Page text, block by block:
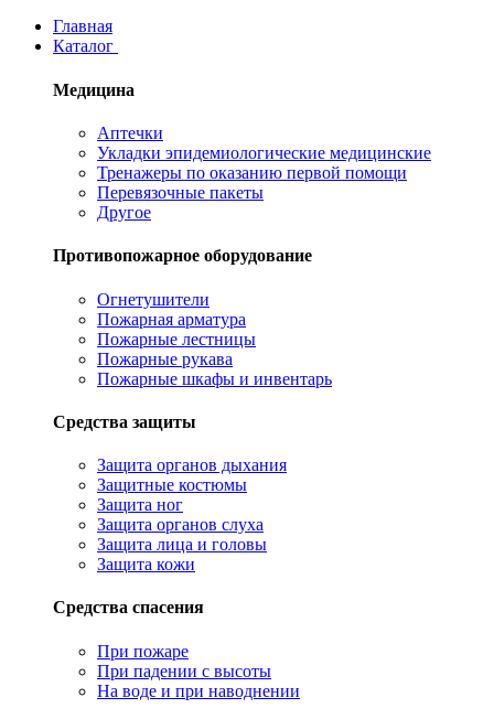
Главная
Каталог
Медицина
Аптечки
Укладки эпидемиологические медицинские
Тренажеры по оказанию первой помощи
Перевязочные пакеты
Другое
Противопожарное оборудование
Огнетушители
Пожарная арматура
Пожарные лестницы
Пожарные рукава
Пожарные шкафы и инвентарь
Средства защиты
Защита органов дыхания
Защитные костюмы
Защита ног
Защита органов слуха
Защита лица и головы
Защита кожи
Средства спасения
При пожаре
При падении с высоты
На воде и при наводнении